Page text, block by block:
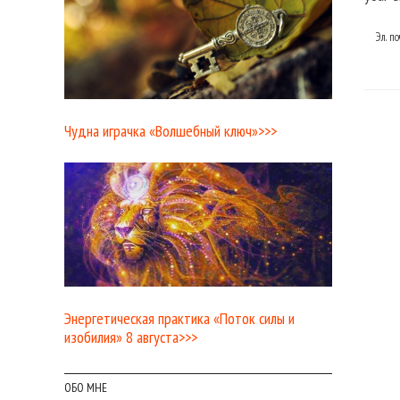
Эл.
Чудна играчка «Волшебный ключ»>>>
Энергетическая практика «Поток силы и
изобилия» 8 августа>>>
ОБО МНЕ